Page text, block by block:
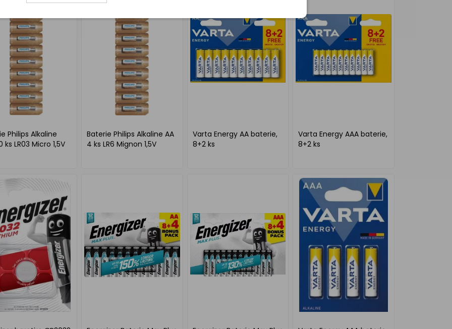
Philips Alkaline
ks LR03 Micro 1,5V
Baterie Philips Alkaline AA
4 ks LR6 Mignon 1,5V
Varta Energy AA baterie,
8+2 ks
Varta Energy AAA baterie,
8+2 ks